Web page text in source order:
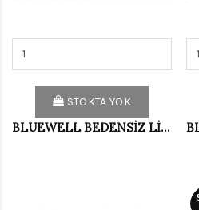
STOKTA YOK
BLUEWELL BEDENSİZ LİG.DEST.AYAK BİLEK.BD008